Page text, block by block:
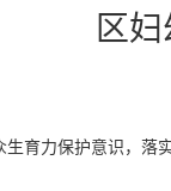
区
育力保护意识，